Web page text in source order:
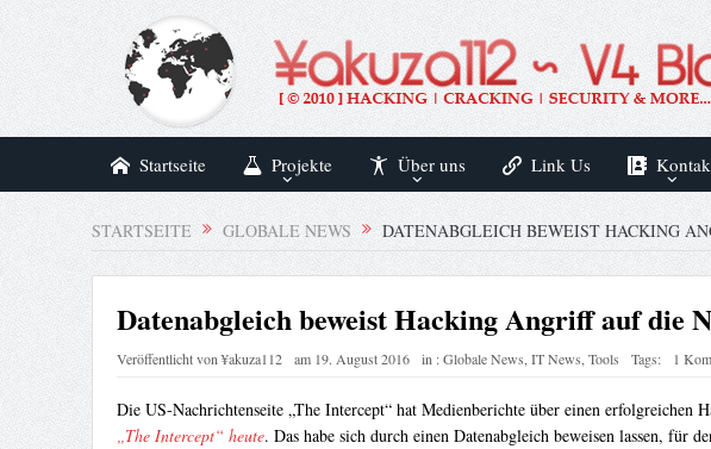
Startseite Projekte Über uns Link Us
STARTSEITE GLOBALE NEWS DATENABGLEICH BEWEIST HACKING
Datenabgleich beweist Hacking Angriff auf die
Veröffentlicht von¥akuza112 am 19. August 2016 in :Globale News,IT News,Tools Tags: 1
Die US-Nachrichtenseite „The Intercept“ hat Medienberichte über einen
„The Intercept“ heute. Das habe sich durch einen Datenabgleich beweisen lassen, für